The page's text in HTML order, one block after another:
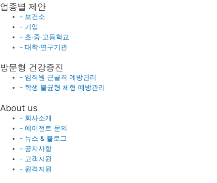
업종별 제안
- 보건소
- 기업
- 초·중·고등학교
- 대학·연구기관
방문형 건강증진
- 임직원 근골격 예방관리
- 학생 불균형 체형 예방관리
About us
- 회사소개
- 에이전트 문의
- 뉴스 & 블로그
- 공지사항
- 고객지원
- 원격지원